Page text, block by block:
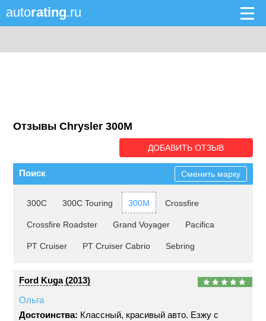
autorating.ru
Отзывы Chrysler 300M
ДОБАВИТЬ ОТЗЫВ
Поиск Сменить марку
300C 300C Touring 300M Crossfire
Crossfire Roadster Grand Voyager Pacifica
PT Cruiser PT Cruiser Cabrio Sebring
Ford Kuga (2013)
Ольга
Достоинства: Классный, красивый авто. Езжу с